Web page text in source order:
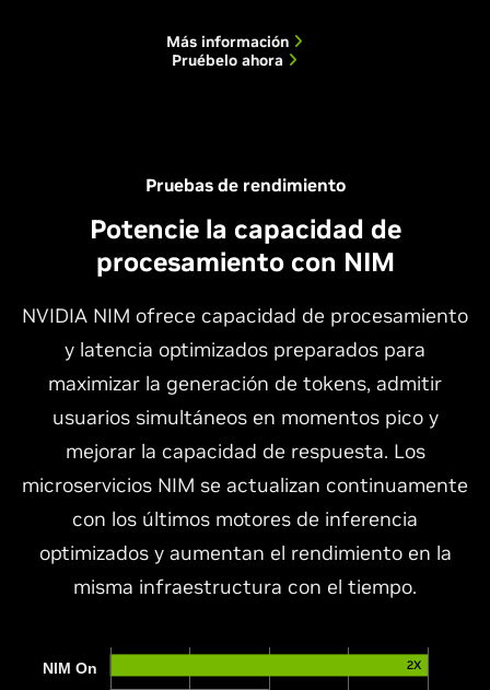
Más información
Pruébelo ahora
Pruebas de rendimiento
Potencie la capacidad de
procesamiento con NIM
NVIDIA NIM ofrece capacidad de procesamiento
y latencia optimizados preparados para
maximizar la generación de tokens, admitir
usuarios simultáneos en momentos pico y
mejorar la capacidad de respuesta. Los
microservicios NIM se actualizan continuamente
con los últimos motores de inferencia
optimizados y aumentan el rendimiento en la
misma infraestructura con el tiempo.
2X
NIM On